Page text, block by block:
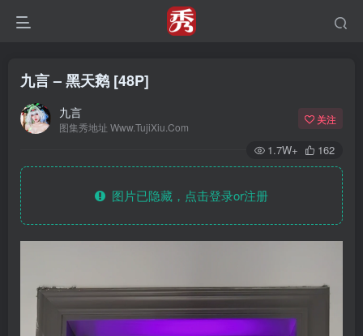
九言 – 黑天鹅 [48P]
九言
图集秀地址 Www.TujiXiu.Com
关注
1.7W+ 162
图片已隐藏，点击登录or注册